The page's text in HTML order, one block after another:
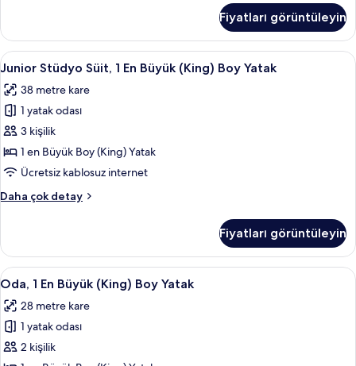
görün
Büyük
(King)
Boy
hakkında
daha
detay
Fiyatları görüntüleyin
Junior
Stüdyo
Süit,
En
Büyük
(King)
Yatak
fotoğrafları
görün
Junior Stüdyo Süit, 1 En Büyük
6
Junior Stüdyo Süit, 1 En Büyük (King) Boy Yatak
38 metre kare
1 yatak odası
3 kişilik
1 en Büyük Boy (King) Yatak
Ücretsiz kablosuz internet
Daha çok detay
Junior
En
Büyük
(King)
Yatak
hakkında
fazla
Fiyatları görüntüleyin
Oda,
1
En
Büyük
(King)
Odada kasa, güneşlik/perde, ütü/ütü
6
Oda, 1 En Büyük (King) Boy Yatak
28 metre kare
1 yatak odası
2 kişilik